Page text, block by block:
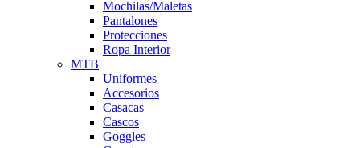
Mochilas/Maletas
Pantalones
Protecciones
Ropa Interior
MTB
Uniformes
Accesorios
Casacas
Cascos
Goggles